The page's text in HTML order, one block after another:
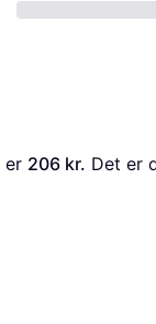
er 206 kr. Det er